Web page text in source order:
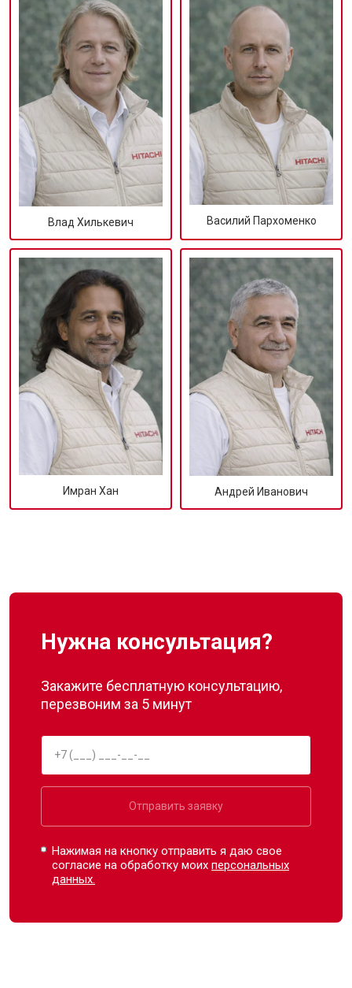
Влад Хилькевич Василий Пархоменко
Имран Хан Андрей Иванович
Нужна консультация?
Закажите бесплатную консультацию,
перезвоним за 5 минут
Отправить заявку
Нажимая на кнопку отправить я даю свое
согласие на обработку моихперсональных
данных.